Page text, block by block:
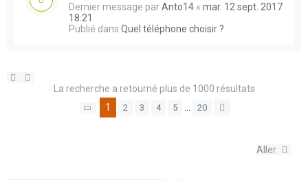
Dernier message parAnto14 « mar. 12 sept. 2017
18:21
Publié dans Quel téléphone choisir ?
La recherche a retourné plus de 1000 résultats
1 2 3 4 5 20
Aller